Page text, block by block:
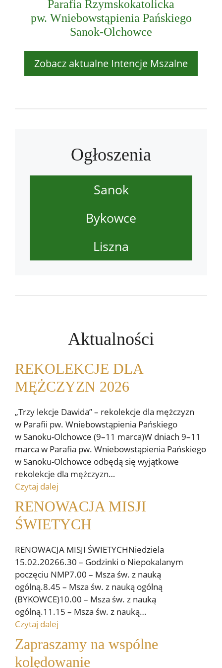
Parafia Rzymskokatolicka
pw. Wniebowstąpienia Pańskiego
Sanok-Olchowce
Zobacz aktualne Intencje Mszalne
Ogłoszenia
Sanok
Bykowce
Liszna
Aktualności
REKOLEKCJE DLA
MĘŻCZYZN 2026
„Trzy lekcje Dawida” – rekolekcje dla mężczyzn
w Parafii pw. Wniebowstąpienia Pańskiego
w Sanoku-Olchowce (9–11 marca)W dniach 9–11
marca w Parafia pw. Wniebowstąpienia Pańskiego
w Sanoku-Olchowce odbędą się wyjątkowe
rekolekcje dla mężczyzn…
Czytaj dalej
RENOWACJA MISJI
ŚWIETYCH
RENOWACJA MISJI ŚWIETYCHNiedziela
15.02.20266.30 – Godzinki o Niepokalanym
poczęciu NMP7.00 – Msza św. z nauką
ogólną.8.45 – Msza św. z nauką ogólną
(BYKOWCE)10.00 – Msza św. z nauką
ogólną.11.15 – Msza św. z nauką…
Czytaj dalej
Zapraszamy na wspólne
kolędowanie